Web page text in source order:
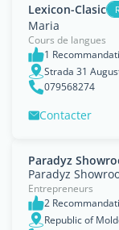
Lexicon-Clasic
Maria
Cours de langues
1
Strada 31
079568274
Contacter
Paradyz
Paradyz
Entrepreneurs
2
Republic of